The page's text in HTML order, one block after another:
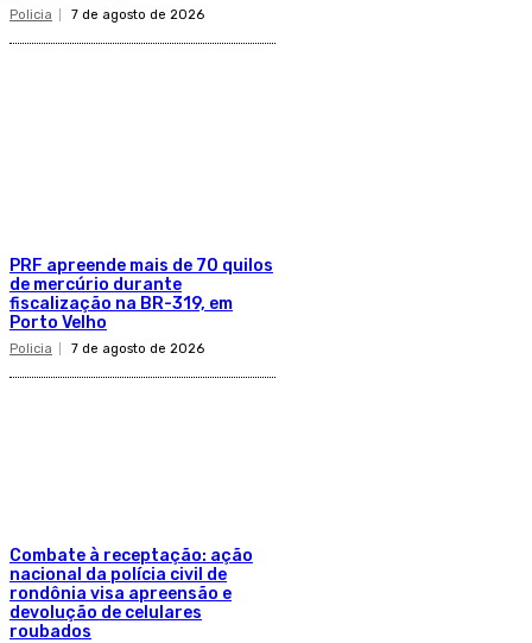
Policia 7 de agosto de 2026
PRF apreende mais de 70 quilos
de mercúrio durante
fiscalização na BR-319, em
Porto Velho
Policia 7 de agosto de 2026
Combate à receptação: ação
nacional da polícia civil de
rondônia visa apreensão e
devolução de celulares
roubados